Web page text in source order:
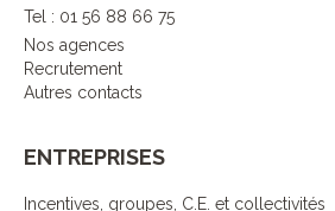
Tel : 01 56 88 66 75
Nos agences
Recrutement
Autres contacts
ENTREPRISES
Incentives, groupes, C.E. et collectivités